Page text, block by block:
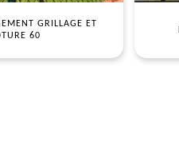
GRILLAGE ET
60